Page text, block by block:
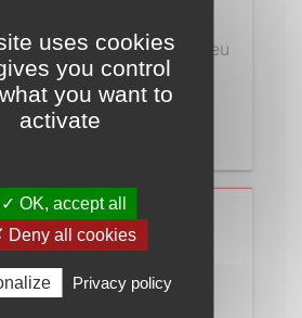
phares qui ont eu
En savoir plus
des associations
uses cookies
you control
you want to
activate
✓ OK, accept all
Deny all cookies
Privacy policy